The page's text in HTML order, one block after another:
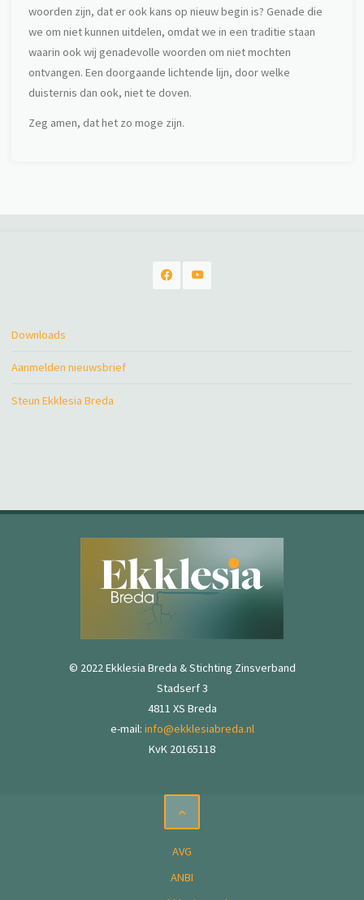
woorden zijn, dat er ook kans op nieuw begin is? Genade die
we om niet kunnen uitdelen, omdat we in een traditie staan
waarin ook wij genadevolle woorden om niet mochten
ontvangen. Een doorgaande lichtende lijn, door welke
duisternis dan ook, niet te doven.
Zeg amen, dat het zo moge zijn.
Downloads
Aanmelden nieuwsbrief
Steun Ekklesia Breda
© 2022 Ekklesia Breda & Stichting Zinsverband
Stadserf 3
4811 XS Breda
e-mail: info@ekklesiabreda.nl
KvK 20165118
AVG
ANBI